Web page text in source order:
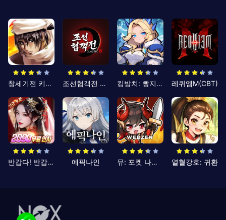
창세기전 키우기 조선협객전 클래식 킹방치: 빵지의 제왕 레퀴엠M(CBT)
반갑다! 반갑삼국지 에픽나인 뮤: 포켓 나이츠 열혈강호: 귀환